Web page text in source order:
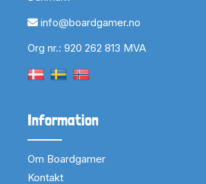
info@boardgamer.no
Org nr.: 920 262 813 MVA
Information
Om Boardgamer
Kontakt